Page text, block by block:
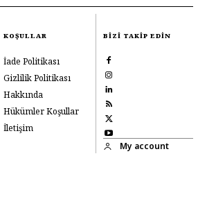
KOŞULLAR
İade Politikası
Gizlilik Politikası
Hakkında
Hükümler Koşullar
İletişim
BIZI TAKIP EDIN
My account